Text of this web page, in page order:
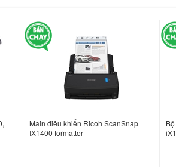
Main điều khiển Ricoh ScanSnap
IX1400 formatter